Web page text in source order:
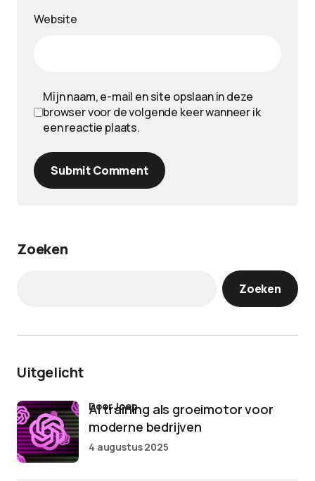
Website
Mijn naam, e-mail en site opslaan in deze
browser voor de volgende keer wanneer ik
een reactie plaats.
Submit Comment
Zoeken
Zoeken
Uitgelicht
AI training als groeimotor voor
moderne bedrijven
door Joep
4 augustus 2025